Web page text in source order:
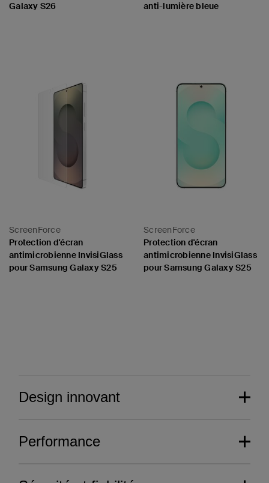
Galaxy S26
anti-lumière bleue
ScreenForce
Protection d'écran
antimicrobienne InvisiGlass
pour Samsung Galaxy S25
ScreenForce
Protection d'écran
antimicrobienne InvisiGlass
pour Samsung Galaxy S25
Design innovant
Performance